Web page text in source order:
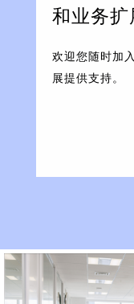
和业务扩
欢迎您随时加
展提供支持。